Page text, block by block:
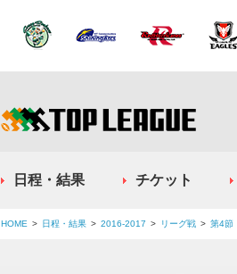
日程・結果 チケット
HOME 日程・結果 2016-2017 リーグ戦 第4節